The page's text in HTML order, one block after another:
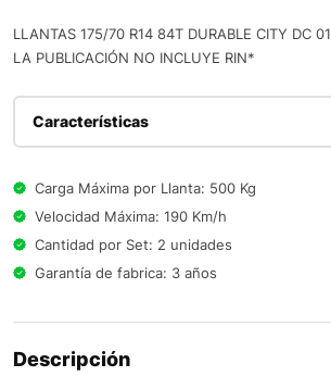
LLANTAS 175/70 R14 84T DURABLE CITY DC 01
LA PUBLICACIÓN NO INCLUYE RIN*
Características
Carga Máxima por Llanta: 500 Kg
Velocidad Máxima: 190 Km/h
Cantidad por Set: 2 unidades
Garantía de fabrica: 3 años
Descripción